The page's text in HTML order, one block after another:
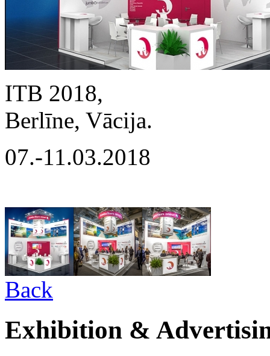
ITB 2018,
Berlīne, Vācija.
07.-11.03.2018
Back
Exhibition &